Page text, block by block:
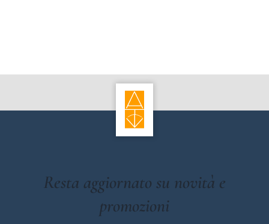
Resta aggiornato su novità e
promozioni